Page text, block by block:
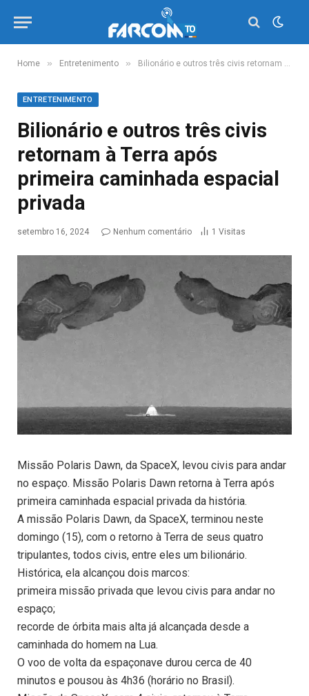
Home » Entretenimento » Bilionário e outros três civis retornam à Terra após primeira caminhada espacial privada
ENTRETENIMENTO
Bilionário e outros três civis
retornam à Terra após
primeira caminhada espacial
privada
setembro 16, 2024 Nenhum comentário 1 Visitas
Missão Polaris Dawn, da SpaceX, levou civis para andar
no espaço. Missão Polaris Dawn retorna à Terra após
primeira caminhada espacial privada da história.
A missão Polaris Dawn, da SpaceX, terminou neste
domingo (15), com o retorno à Terra de seus quatro
tripulantes, todos civis, entre eles um bilionário.
Histórica, ela alcançou dois marcos:
primeira missão privada que levou civis para andar no
espaço;
recorde de órbita mais alta já alcançada desde a
caminhada do homem na Lua.
O voo de volta da espaçonave durou cerca de 40
minutos e pousou às 4h36 (horário no Brasil).